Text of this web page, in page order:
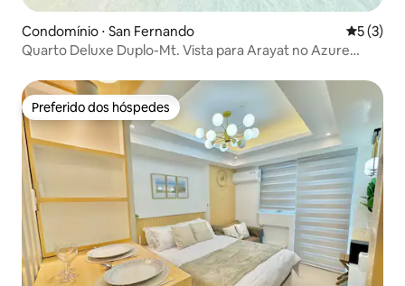
Condomínio ⋅ San Fernando 5 de
5 (3)
Quarto Deluxe Duplo-Mt. Vista para Arayat no Azure
Preferido dos hóspedes
Preferido dos hóspedes